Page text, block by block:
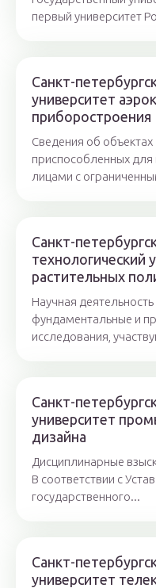
первый университет
Санкт-
университет
приборостроения
Сведения об
приспособленных
лицами с
Санкт-
технологический
растительных
Научная
фундаментальные и
исследования,
Санкт-
университет
дизайна
Дисциплинарные
В соответствии с
государственного...
Санкт-
университет